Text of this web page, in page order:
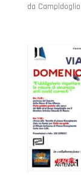
da Campidoglio